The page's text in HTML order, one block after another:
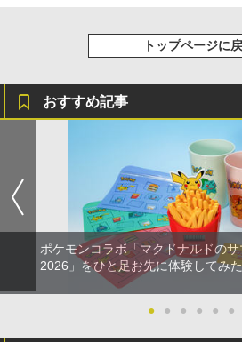
トップページに
おすすめ記事
ポケモンコラボ「マクドナルドの
2026」をひと足お先に体験してみ
● ● ● ● ● ●